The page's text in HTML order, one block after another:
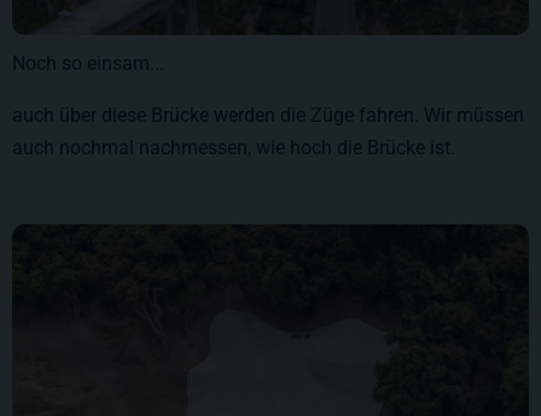
Noch so einsam...
auch über diese Brücke werden die Züge fahren. Wir müssen
auch nochmal nachmessen, wie hoch die Brücke ist.